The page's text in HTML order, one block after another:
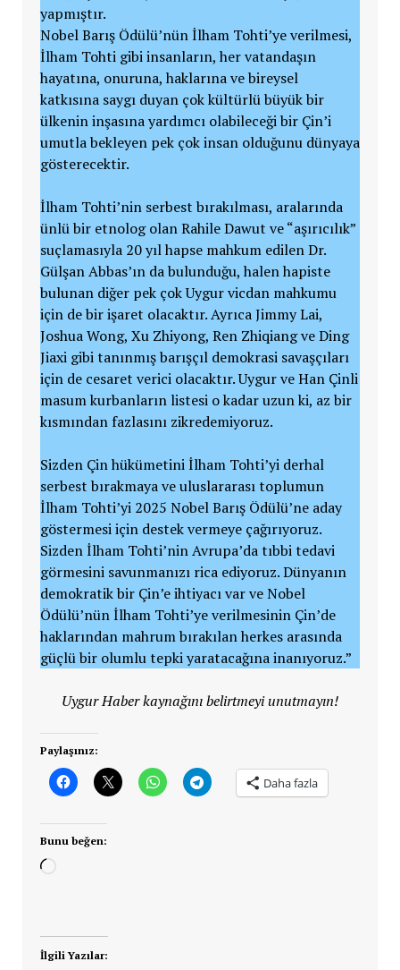
yapmıştır.
Nobel Barış Ödülü’nün İlham Tohti’ye verilmesi,
İlham Tohti gibi insanların, her vatandaşın
hayatına, onuruna, haklarına ve bireysel
katkısına saygı duyan çok kültürlü büyük bir
ülkenin inşasına yardımcı olabileceği bir Çin’i
umutla bekleyen pek çok insan olduğunu dünyaya
gösterecektir.
İlham Tohti’nin serbest bırakılması, aralarında
ünlü bir etnolog olan Rahile Dawut ve “aşırıcılık”
suçlamasıyla 20 yıl hapse mahkum edilen Dr.
Gülşan Abbas’ın da bulunduğu, halen hapiste
bulunan diğer pek çok Uygur vicdan mahkumu
için de bir işaret olacaktır. Ayrıca Jimmy Lai,
Joshua Wong, Xu Zhiyong, Ren Zhiqiang ve Ding
Jiaxi gibi tanınmış barışçıl demokrasi savaşçıları
için de cesaret verici olacaktır. Uygur ve Han Çinli
masum kurbanların listesi o kadar uzun ki, az bir
kısmından fazlasını zikredemiyoruz.
Sizden Çin hükümetini İlham Tohti’yi derhal
serbest bırakmaya ve uluslararası toplumun
İlham Tohti’yi 2025 Nobel Barış Ödülü’ne aday
göstermesi için destek vermeye çağırıyoruz.
Sizden İlham Tohti’nin Avrupa’da tıbbi tedavi
görmesini savunmanızı rica ediyoruz. Dünyanın
demokratik bir Çin’e ihtiyacı var ve Nobel
Ödülü’nün İlham Tohti’ye verilmesinin Çin’de
haklarından mahrum bırakılan herkes arasında
güçlü bir olumlu tepki yaratacağına inanıyoruz.”
Uygur Haber kaynağını belirtmeyi unutmayın!
Paylaşınız:
Daha fazla
Bunu beğen:
Yükleniyor...
İlgili Yazılar: